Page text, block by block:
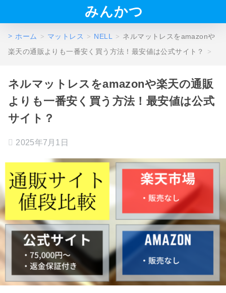
みんかつ
ホーム マットレス NELL
ネルマットレスをamazonや
楽天の通販よりも一番安く買う方法！最安値は公式サイト？
ネルマットレスをamazonや楽天の通販
よりも一番安く買う方法！最安値は公式
サイト？
2025年7月1日